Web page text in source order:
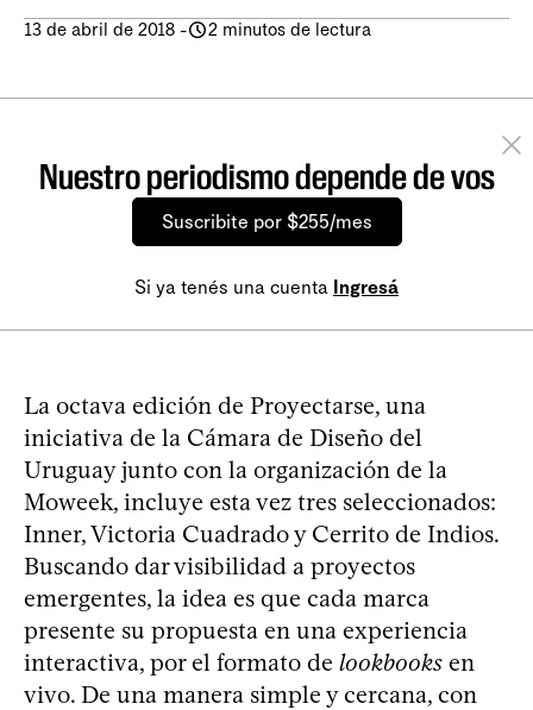
13 de abril de 2018 - 2 minutos de lectura
Nuestro periodismo depende de vos
Suscribite por $255/mes
Si ya tenés una cuenta Ingresá
La octava edición de Proyectarse, una
iniciativa de la Cámara de Diseño del
Uruguay junto con la organización de la
Moweek, incluye esta vez tres seleccionados:
Inner, Victoria Cuadrado y Cerrito de Indios.
Buscando dar visibilidad a proyectos
emergentes, la idea es que cada marca
presente su propuesta en una experiencia
interactiva, por el formato de lookbooks en
vivo. De una manera simple y cercana, con